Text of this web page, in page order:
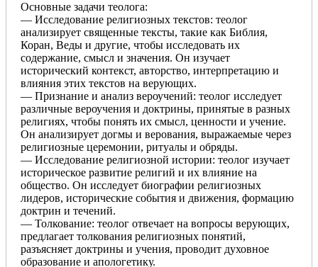
Основные задачи теолога:
— Исследование религиозных текстов: теолог
анализирует священные тексты, такие как Библия,
Коран, Веды и другие, чтобы исследовать их
содержание, смысл и значения. Он изучает
исторический контекст, авторство, интерпретацию и
влияния этих текстов на верующих.
— Признание и анализ вероучений: теолог исследует
различные вероучения и доктрины, принятые в разных
религиях, чтобы понять их смысл, ценности и учение.
Он анализирует догмы и верования, выражаемые через
религиозные церемонии, ритуалы и обряды.
— Исследование религиозной истории: теолог изучает
историческое развитие религий и их влияние на
общество. Он исследует биографии религиозных
лидеров, исторические события и движения, формацию
доктрин и течений.
— Толкование: теолог отвечает на вопросы верующих,
предлагает толкования религиозных понятий,
разъясняет доктрины и учения, проводит духовное
образование и апологетику.